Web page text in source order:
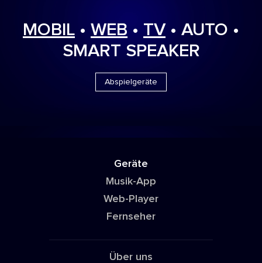
MOBIL • WEB • TV• AUTO •
SMART SPEAKER
Abspielgeräte
Geräte
Musik-App
Web-Player
Fernseher
Über uns